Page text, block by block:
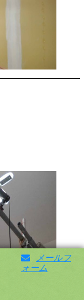
メールフ
ォーム